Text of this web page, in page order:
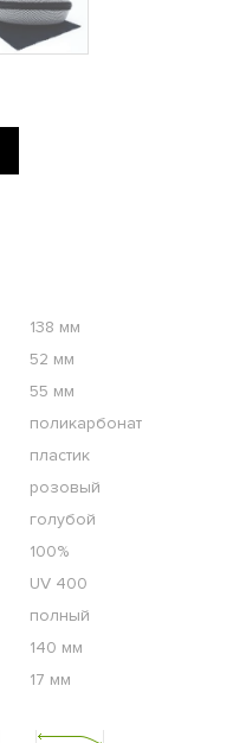
138 мм
52 мм
55 мм
поликарбонат
пластик
розовый
голубой
100%
UV 400
полный
140 мм
17 мм